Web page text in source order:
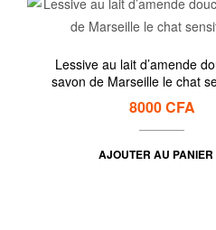
Lessive au lait d’amende
savon de Marseille le chat
8000CFA
AJOUTER AU PANIER